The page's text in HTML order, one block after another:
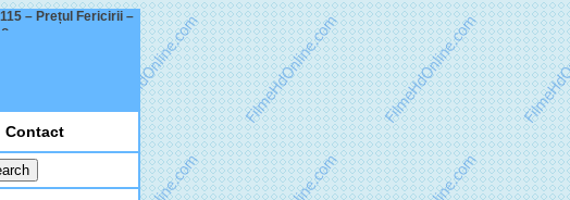
– Prețul Fericirii –
Contact